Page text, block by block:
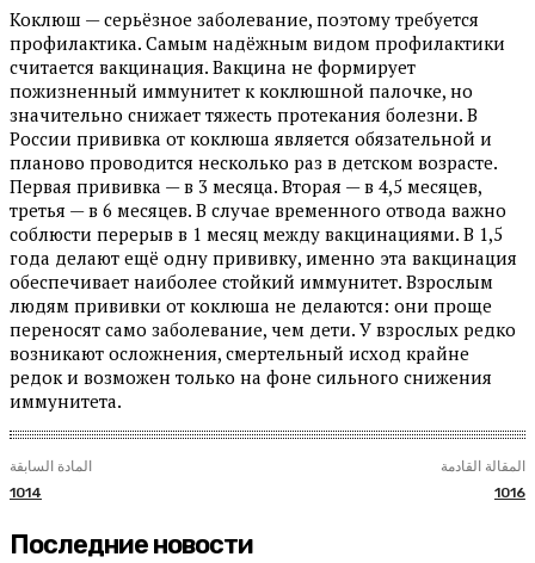
Коклюш — серьёзное заболевание, поэтому требуется
профилактика. Самым надёжным видом профилактики
считается вакцинация. Вакцина не формирует
пожизненный иммунитет к коклюшной палочке, но
значительно снижает тяжесть протекания болезни. В
России прививка от коклюша является обязательной и
планово проводится несколько раз в детском возрасте.
Первая прививка — в 3 месяца. Вторая — в 4,5 месяцев,
третья — в 6 месяцев. В случае временного отвода важно
соблюсти перерыв в 1 месяц между вакцинациями. В 1,5
года делают ещё одну прививку, именно эта вакцинация
обеспечивает наиболее стойкий иммунитет. Взрослым
людям прививки от коклюша не делаются: они проще
переносят само заболевание, чем дети. У взрослых редко
возникают осложнения, смертельный исход крайне
редок и возможен только на фоне сильного снижения
иммунитета.
المادة السابقة
1014
المقالة القادمة
1016
Последние новости